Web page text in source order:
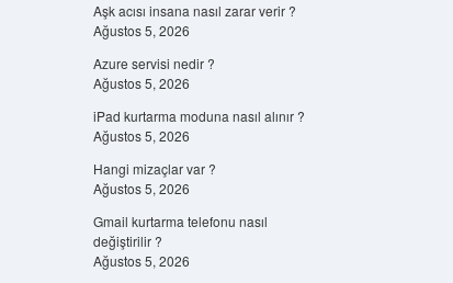
Aşk acısı insana nasıl zarar verir ?
Ağustos 5, 2026
Azure servisi nedir ?
Ağustos 5, 2026
iPad kurtarma moduna nasıl alınır ?
Ağustos 5, 2026
Hangi mizaçlar var ?
Ağustos 5, 2026
Gmail kurtarma telefonu nasıl
değiştirilir ?
Ağustos 5, 2026